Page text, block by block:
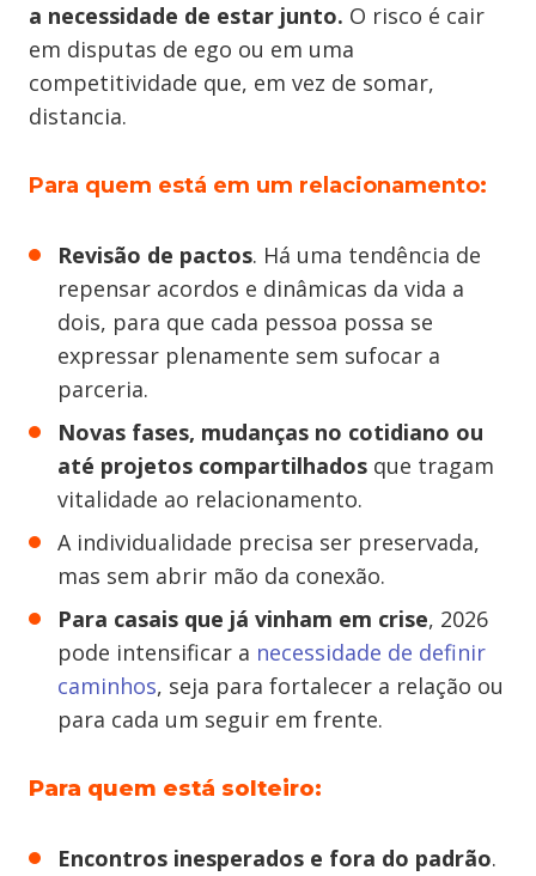
a necessidade de estar junto. O risco é cair
em disputas de ego ou em uma
competitividade que, em vez de somar,
distancia.
Para quem está em um relacionamento:
Revisão de pactos. Há uma tendência de
repensar acordos e dinâmicas da vida a
dois, para que cada pessoa possa se
expressar plenamente sem sufocar a
parceria.
Novas fases, mudanças no cotidiano ou
até projetos compartilhados que tragam
vitalidade ao relacionamento.
A individualidade precisa ser preservada,
mas sem abrir mão da conexão.
Para casais que já vinham em crise, 2026
pode intensificar a necessidade de definir
caminhos, seja para fortalecer a relação ou
para cada um seguir em frente.
Para quem está solteiro:
Encontros inesperados e fora do padrão.